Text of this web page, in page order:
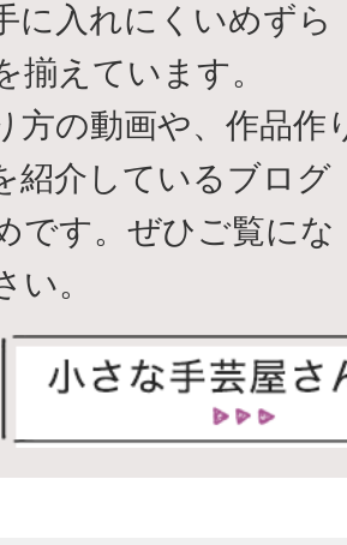
に入れにくいめずら
揃えています。
方の動画や、作品作
紹介しているブログ
です。ぜひご覧にな
い。